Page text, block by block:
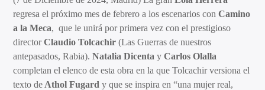
regresa el próximo mes de febrero a los escenarios conCamino
a la Meca, que le unirá por primera vez con el prestigioso
directorClaudio Tolcachir (Las Guerras de nuestros
antepasados, Rabia).Natalia Dicenta y Carlos Olalla
completan el elenco de esta obra en la que Tolcachir versiona el
texto de Athol Fugard y que se inspira en “una mujer real,